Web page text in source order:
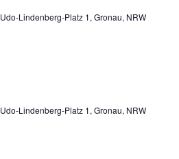
Udo-Lindenberg-Platz 1, Gronau, NRW
Udo-Lindenberg-Platz 1, Gronau, NRW